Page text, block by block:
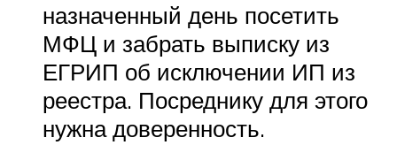
назначенный день посетить
МФЦ и забрать выписку из
ЕГРИП об исключении ИП из
реестра. Посреднику для этого
нужна доверенность.